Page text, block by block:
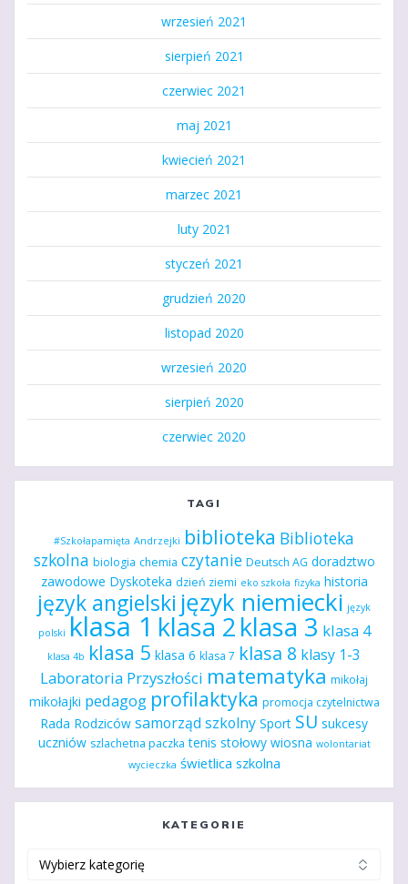
wrzesień 2021
sierpień 2021
czerwiec 2021
maj 2021
kwiecień 2021
marzec 2021
luty 2021
styczeń 2021
grudzień 2020
listopad 2020
wrzesień 2020
sierpień 2020
czerwiec 2020
TAGI
#Szkołapamięta Andrzejki biblioteka Biblioteka
szkolna biologia chemia czytanie Deutsch AG doradztwo
zawodowe Dyskoteka dzień ziemi eko szkoła fizyka historia
język angielski język niemiecki język
polski klasa 1 klasa 2klasa 3 klasa 4
klasa 4b klasa 5 klasa 6 klasa 7 klasa 8 klasy 1-3
Laboratoria Przyszłości matematyka mikołaj
mikołajki pedagog profilaktyka promocja czytelnictwa
Rada Rodziców samorząd szkolny Sport SU sukcesy
uczniów szlachetna paczka tenis stołowy wiosna wolontariat
wycieczka świetlica szkolna
KATEGORIE